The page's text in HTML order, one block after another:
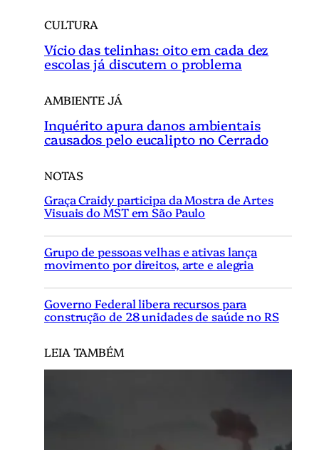
CULTURA
Vício das telinhas: oito em cada dez
escolas já discutem o problema
AMBIENTE JÁ
Inquérito apura danos ambientais
causados pelo eucalipto no Cerrado
NOTAS
Graça Craidy participa da Mostra de Artes
Visuais do MST em São Paulo
Grupo de pessoas velhas e ativas lança
movimento por direitos, arte e alegria
Governo Federal libera recursos para
construção de 28 unidades de saúde no RS
LEIA TAMBÉM